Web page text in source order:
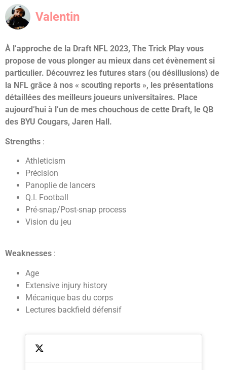
Valentin
À l’approche de la Draft NFL 2023, The Trick Play vous
propose de vous plonger au mieux dans cet évènement si
particulier. Découvrez les futures stars (ou désillusions) de
la NFL grâce à nos « scouting reports », les présentations
détaillées des meilleurs joueurs universitaires. Place
aujourd’hui à l’un de mes chouchous de cette Draft, le QB
des BYU Cougars, Jaren Hall.
Strengths :
Athleticism
Précision
Panoplie de lancers
Q.I. Football
Pré-snap/Post-snap process
Vision du jeu
Weaknesses :
Age
Extensive injury history
Mécanique bas du corps
Lectures backfield défensif